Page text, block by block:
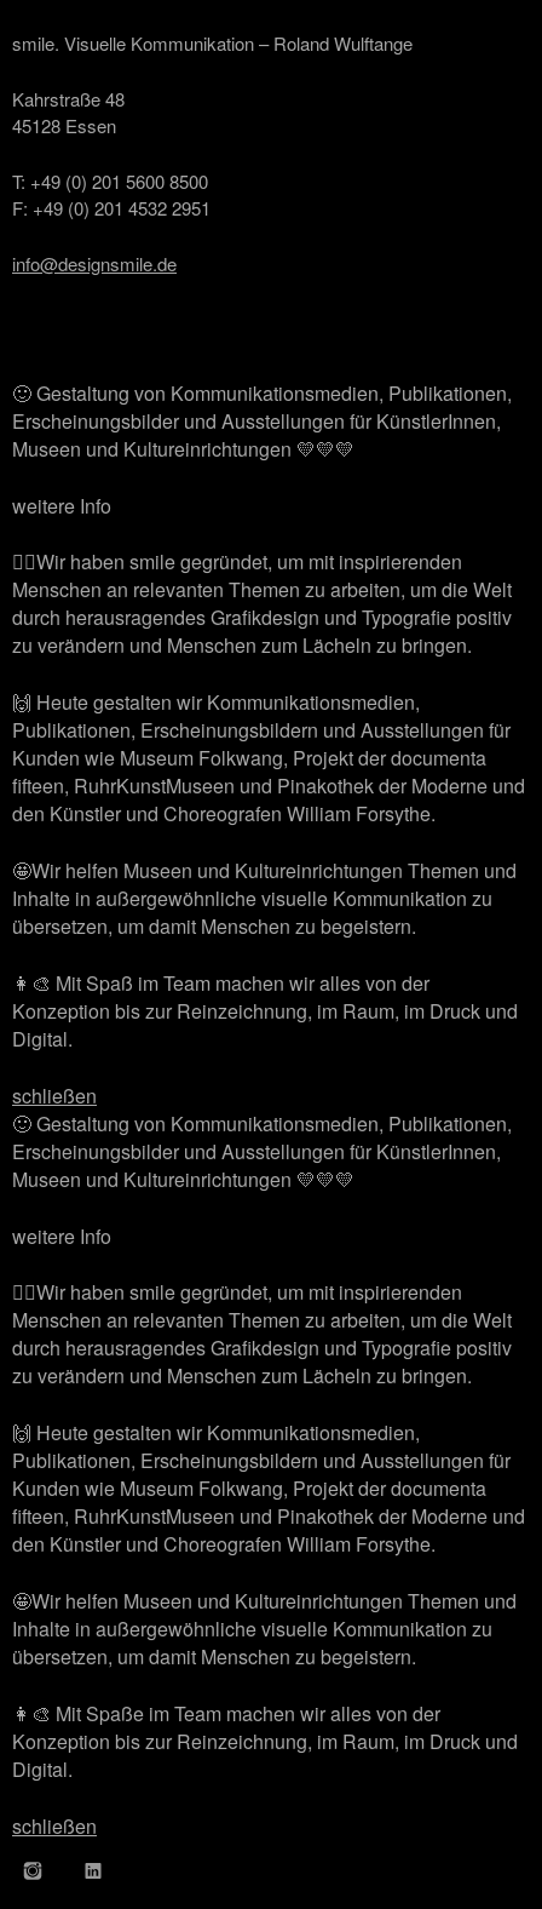
smile. Visuelle Kommunikation – Roland Wulftange
Kahrstraße 48
45128 Essen
T: +49 (0) 201 5600 8500
F: +49 (0) 201 4532 2951
info@designsmile.de
🙂 Gestaltung von Kommunikationsmedien, Publikationen,
Erscheinungsbilder und Ausstellungen für KünstlerInnen,
Museen und Kultureinrichtungen 💛💛💛
weitere Info
🙋‍♂️Wir haben smile gegründet, um mit inspirierenden
Menschen an relevanten Themen zu arbeiten, um die Welt
durch herausragendes Grafikdesign und Typografie positiv
zu verändern und Menschen zum Lächeln zu bringen.
🙌 Heute gestalten wir Kommunikationsmedien,
Publikationen, Erscheinungsbildern und Ausstellungen für
Kunden wie Museum Folkwang, Projekt der documenta
fifteen, RuhrKunstMuseen und Pinakothek der Moderne und
den Künstler und Choreografen William Forsythe.
🤩Wir helfen Museen und Kultureinrichtungen Themen und
Inhalte in außergewöhnliche visuelle Kommunikation zu
übersetzen, um damit Menschen zu begeistern.
👩‍🎨 Mit Spaß im Team machen wir alles von der
Konzeption bis zur Reinzeichnung, im Raum, im Druck und
Digital.
schließen
🙂 Gestaltung von Kommunikationsmedien, Publikationen,
Erscheinungsbilder und Ausstellungen für KünstlerInnen,
Museen und Kultureinrichtungen 💛💛💛
weitere Info
🙋‍♂️Wir haben smile gegründet, um mit inspirierenden
Menschen an relevanten Themen zu arbeiten, um die Welt
durch herausragendes Grafikdesign und Typografie positiv
zu verändern und Menschen zum Lächeln zu bringen.
🙌 Heute gestalten wir Kommunikationsmedien,
Publikationen, Erscheinungsbildern und Ausstellungen für
Kunden wie Museum Folkwang, Projekt der documenta
fifteen, RuhrKunstMuseen und Pinakothek der Moderne und
den Künstler und Choreografen William Forsythe.
🤩Wir helfen Museen und Kultureinrichtungen Themen und
Inhalte in außergewöhnliche visuelle Kommunikation zu
übersetzen, um damit Menschen zu begeistern.
👩‍🎨 Mit Spaße im Team machen wir alles von der
Konzeption bis zur Reinzeichnung, im Raum, im Druck und
Digital.
schließen